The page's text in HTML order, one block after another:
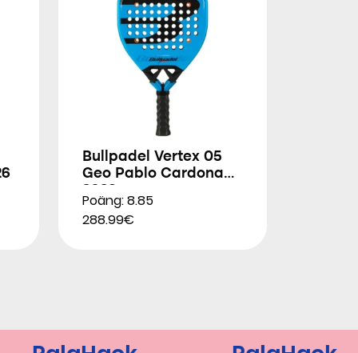
Bullpadel Vertex 05
Geo Pablo Cardona
Poäng: 8.85
288.99€